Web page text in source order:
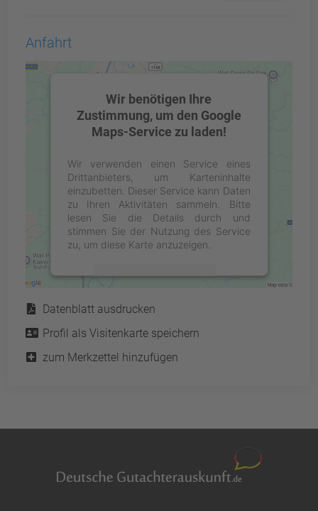
Anfahrt
Wir benötigen Ihre
Zustimmung, um den Google
Maps-Service zu laden!
Wir verwenden einen Service eines
Drittanbieters, um Karteninhalte
einzubetten. Dieser Service kann Daten
zu Ihren Aktivitäten sammeln. Bitte
lesen Sie die Details durch und
stimmen Sie der Nutzung des Service
zu, um diese Karte anzuzeigen.
Mehr Informationen
Akzeptieren
powered by Usercentrics Consent
Management Platform
Service
Datenblatt ausdrucken
Profil als Visitenkarte speichern
zum Merkzettel hinzufügen